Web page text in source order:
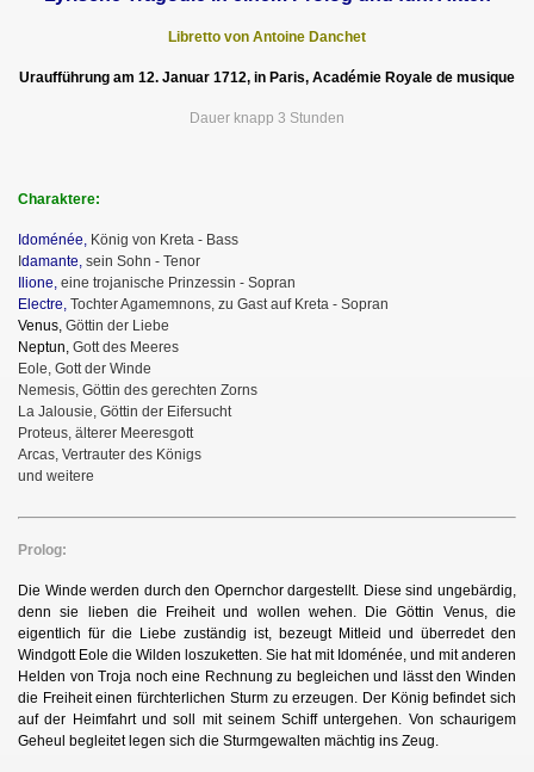
Libretto von Antoine Danchet
Uraufführung am 12. Januar 1712, in Paris, Académie Royale de musique
Dauer knapp 3 Stunden
Charaktere:
Idoménée, König von Kreta - Bass
damante, sein Sohn - Tenor
Ilione, eine trojanische Prinzessin - Sopran
Electre, Tochter Agamemnons, zu Gast auf Kreta - Sopran
Venus, Göttin der Liebe
Neptun, Gott des Meeres
Eole, Gott der Winde
Nemesis, Göttin des gerechten Zorns
La Jalousie, Göttin der Eifersucht
Proteus, älterer Meeresgott
Arcas, Vertrauter des Königs
und weitere
Prolog:
Die Winde werden durch den Opernchor dargestellt. Diese sind ungebärdig,
denn sie lieben die Freiheit und wollen wehen. Die Göttin Venus, die
eigentlich für die Liebe zuständig ist, bezeugt Mitleid und überredet den
Windgott Eole die Wilden loszuketten. Sie hat mit Idoménée, und mit anderen
Helden von Troja noch eine Rechnung zu begleichen und lässt den Winden
die Freiheit einen fürchterlichen Sturm zu erzeugen. Der König befindet sich
auf der Heimfahrt und soll mit seinem Schiff untergehen. Von schaurigem
Geheul begleitet legen sich die Sturmgewalten mächtig ins Zeug.